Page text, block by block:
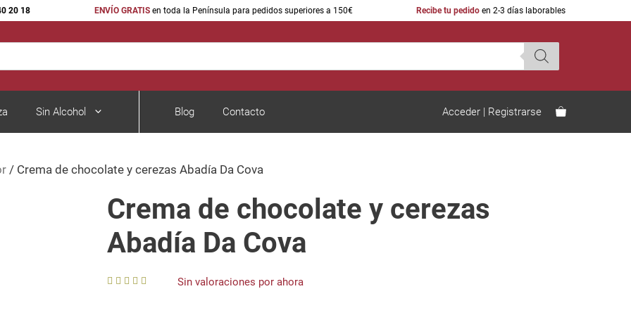
20 18 ENVÍO GRATIS en toda la Península para pedidos superiores a 150€ Recibe tu pedido en 2-3 días laborables
Vinos Rosados Cariñena
Vinos Rosados del Bajo Aragón
Vinos de Navarra
Vinos Rosados Somontano
Espumosos y Cava Aragonés
Cava
Champagne
Vinos Ecológicos españoles
Sin Alcohol Blog Contacto Acceder | Registrarse
/ Crema de chocolate y cerezas Abadía Da Cova
Crema de chocolate y cerezas
Abadía Da Cova
Sin valoraciones por ahora